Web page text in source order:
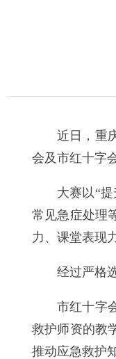
近日，重
会及市红十字
大赛以“
常见急症处理
力、课堂表现
经过严格
市红十字
救护师资的教
推动应急救护